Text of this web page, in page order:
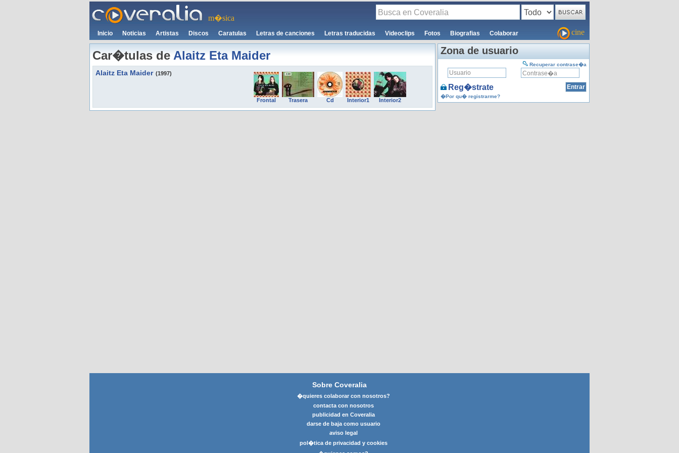
m�sica
Inicio Noticias Artistas Discos Caratulas Letras de canciones Letras traducidas Videoclips Fotos Biografias Colaborar cine
Car�tulas de Alaitz Eta Maider
Alaitz Eta Maider (1997)
Frontal Trasera Cd Interior1 Interior2
Zona de usuario
Recuperar contrase�a
Reg�strate
�Por qu� registrarme?
Sobre Coveralia
�quieres colaborar con nosotros?
contacta con nosotros
publicidad en Coveralia
darse de baja como usuario
aviso legal
pol�tica de privacidad y cookies